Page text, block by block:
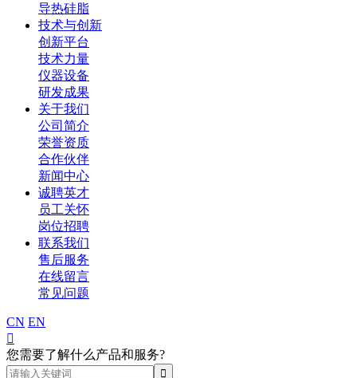
导热硅脂
技术与创新
创新平台
技术力量
仪器设备
研发成果
关于我们
公司简介
荣誉资质
合作伙伴
新闻中心
诚聘英才
员工关怀
岗位招聘
联系我们
售后服务
在线留言
常见问题
CN EN

您需要了解什么产品和服务?